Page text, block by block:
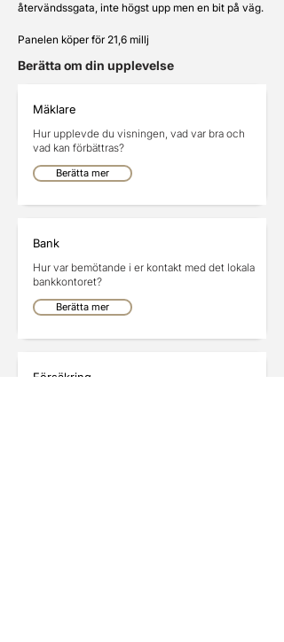
återvändssgata, inte högst upp men en bit på väg.
Panelen köper för 21,6 millj
Berätta om din upplevelse
Mäklare
Hur upplevde du visningen, vad var bra och
vad kan förbättras?
Berätta mer
Bank
Hur var bemötande i er kontakt med det lokala
bankkontoret?
Berätta mer
Försäkring